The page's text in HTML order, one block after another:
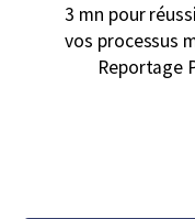
3 mn pour
vos processus
Reportage